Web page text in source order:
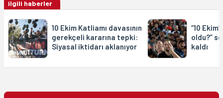
ilgili haberler
10 Ekim Katliamı davasının
gerekçeli kararına tepki:
Siyasal iktidarı aklanıyor
“10
oldu?”
kaldı